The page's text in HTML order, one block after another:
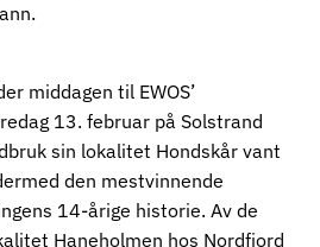
middagen til EWOS’
13. februar på Solstrand
sin lokalitet Hondskår vant
den mestvinnende
14-årige historie. Av de
Haneholmen hos Nordfjord